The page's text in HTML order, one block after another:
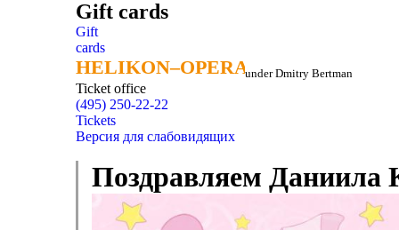
Gift cards
Gift
cards
HELIKON–OPERA
HELIKON–OPERAunder Dmitry Bertman
Ticket office
(495) 250-22-22
Tickets
Версия для слабовидящих
Поздравляем Даниила